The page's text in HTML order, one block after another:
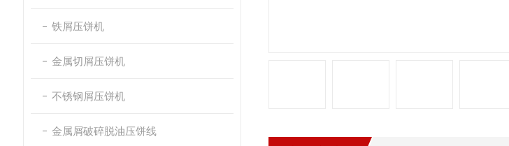
铁屑压饼机
金属切屑压饼机
不锈钢屑压饼机
金属屑破碎脱油压饼线